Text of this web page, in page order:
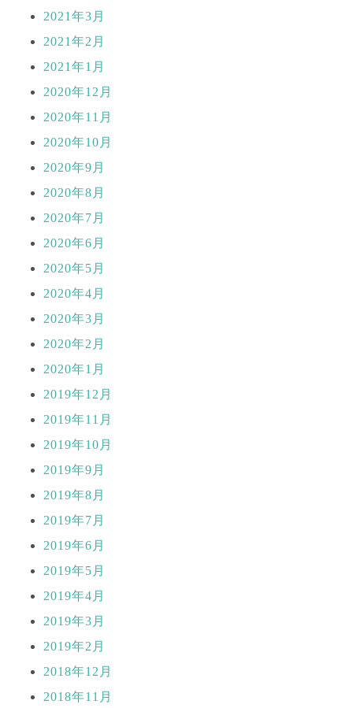
2021年3月
2021年2月
2021年1月
2020年12月
2020年11月
2020年10月
2020年9月
2020年8月
2020年7月
2020年6月
2020年5月
2020年4月
2020年3月
2020年2月
2020年1月
2019年12月
2019年11月
2019年10月
2019年9月
2019年8月
2019年7月
2019年6月
2019年5月
2019年4月
2019年3月
2019年2月
2018年12月
2018年11月